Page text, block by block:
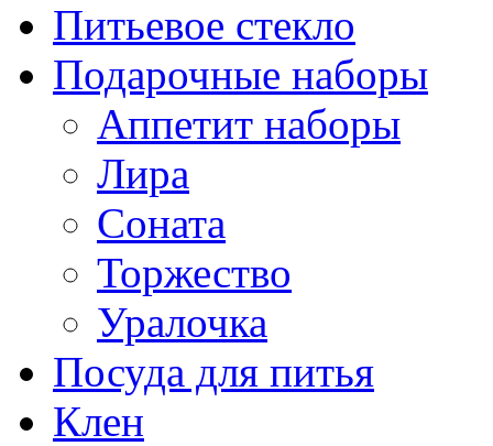
Питьевое стекло
Подарочные наборы
Аппетит наборы
Лира
Соната
Торжество
Уралочка
Посуда для питья
Клен